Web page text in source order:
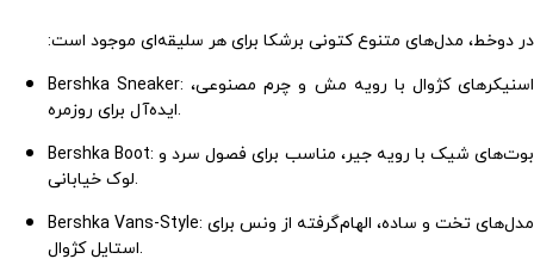
در دوخط، مدل‌های متنوعکتونی برشکا برای هر سلیقه‌ای موجود است:
Bershka Sneaker: اسنیکرهای کژوال با رویه مش و چرم مصنوعی،
ایده‌آل برای روزمره.
Bershka Boot: بوت‌های شیک با رویه جیر، مناسب برای فصول سرد و
لوک خیابانی.
Bershka Vans-Style: مدل‌های تخت و ساده، الهام‌گرفته از ونس برای
استایل کژوال.